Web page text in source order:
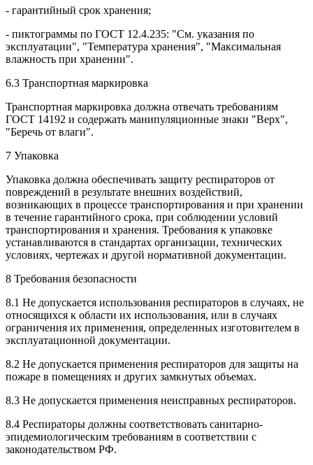
- гарантийный срок хранения;
- пиктограммы по ГОСТ 12.4.235: "См. указания по
эксплуатации", "Температура хранения", "Максимальная
влажность при хранении".
6.3 Транспортная маркировка
Транспортная маркировка должна отвечать требованиям
ГОСТ 14192 и содержать манипуляционные знаки "Верх",
"Беречь от влаги".
7 Упаковка
Упаковка должна обеспечивать защиту респираторов от
повреждений в результате внешних воздействий,
возникающих в процессе транспортирования и при хранении
в течение гарантийного срока, при соблюдении условий
транспортирования и хранения. Требования к упаковке
устанавливаются в стандартах организации, технических
условиях, чертежах и другой нормативной документации.
8 Требования безопасности
8.1 Не допускается использования респираторов в случаях, не
относящихся к области их использования, или в случаях
ограничения их применения, определенных изготовителем в
эксплуатационной документации.
8.2 Не допускается применения респираторов для защиты на
пожаре в помещениях и других замкнутых объемах.
8.3 Не допускается применения неисправных респираторов.
8.4 Респираторы должны соответствовать санитарно-
эпидемиологическим требованиям в соответствии с
законодательством РФ.